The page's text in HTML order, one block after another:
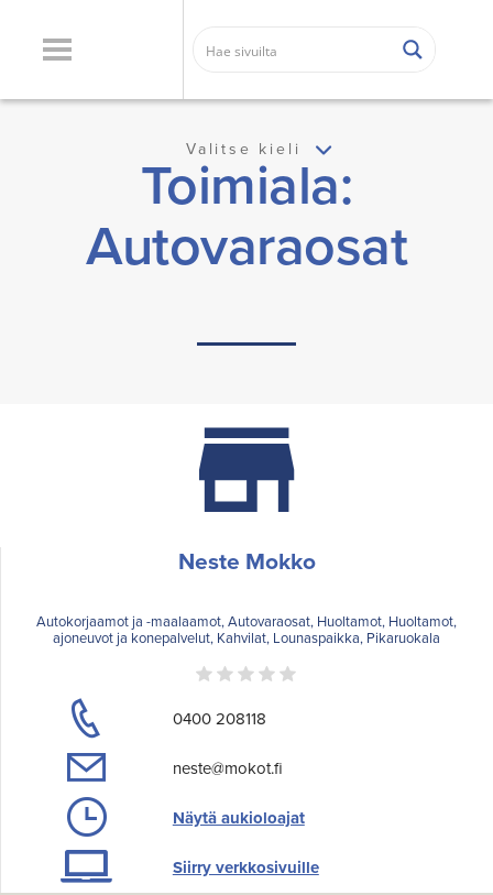
Valitse kieli
Toimiala:
Autovaraosat
Neste Mokko
Autokorjaamot ja -maalaamot, Autovaraosat, Huoltamot, Huoltamot,
ajoneuvot ja konepalvelut, Kahvilat, Lounaspaikka, Pikaruokala
0400 208118
neste@mokot.fi
Näytä aukioloajat
Siirry verkkosivuille